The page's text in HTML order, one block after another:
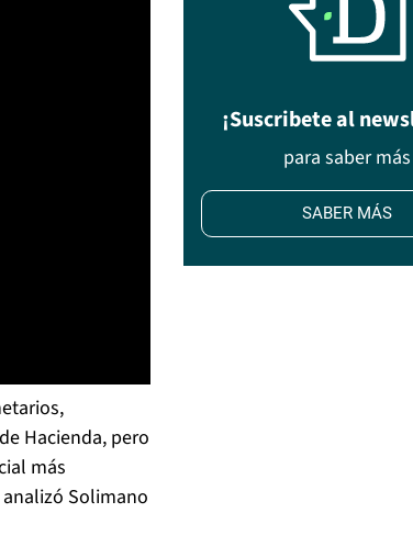
Hacienda, pero
más
Solimano
¡Suscribete al
para saber más
SABER MÁS